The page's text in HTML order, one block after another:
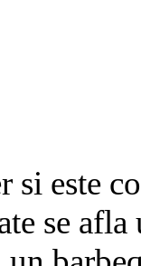
si este
se afla